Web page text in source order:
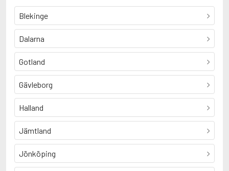
Blekinge
Dalarna
Gotland
Gävleborg
Halland
Jämtland
Jönköping